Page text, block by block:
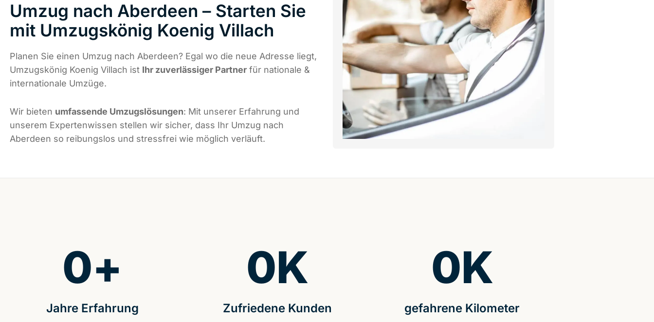
Umzug nach Aberdeen – Starten Sie
mit Umzugskönig Koenig Villach
Planen Sie einen Umzug nach Aberdeen? Egal wo die neue Adresse liegt,
Umzugskönig Koenig Villach ist Ihr zuverlässiger Partner für nationale &
internationale Umzüge.
Wir bieten umfassende Umzugslösungen: Mit unserer Erfahrung und
unserem Expertenwissen stellen wir sicher, dass Ihr Umzug nach
Aberdeen so reibungslos und stressfrei wie möglich verläuft.
Jahre Erfahrung
0+
Zufriedene Kunden
0K
gefahrene Kilometer
0K